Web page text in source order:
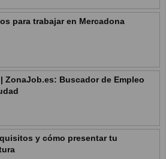
para trabajar en Mercadona
ZonaJob.es: Buscador de Empleo
y cómo presentar tu